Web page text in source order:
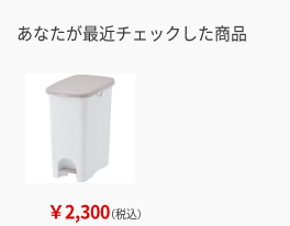
あなたが最近チェックした商品
￥2,300（税込）